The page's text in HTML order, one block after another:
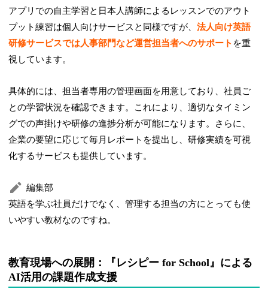
アプリでの自主学習と日本人講師によるレッスンでのアウト
プット練習は個人向けサービスと同様ですが、法人向け英語
研修サービスでは人事部門など運営担当者へのサポート を重
視しています。
具体的には、担当者専用の管理画面を用意しており、社員ご
との学習状況を確認できます。これにより、適切なタイミン
グでの声掛けや研修の進捗分析が可能になります。さらに、
企業の要望に応じて毎月レポートを提出し、研修実績を可視
化するサービスも提供しています。
編集部
英語を学ぶ社員だけでなく、管理する担当の方にとっても使
いやすい教材なのですね。
教育現場への展開：『レシピー for School』による
AI活用の課題作成支援